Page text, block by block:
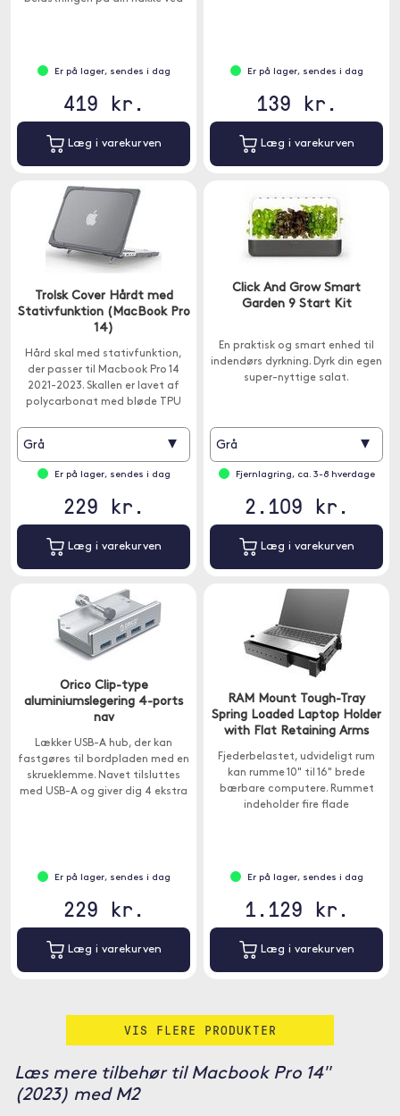
Er på lager, sendes i dag
419 kr.
Læg i varekurven
Er på lager, sendes i dag
139 kr.
Læg i varekurven
Trolsk Cover Hårdt med
Stativfunktion (MacBook Pro
14)
Hård skal med stativfunktion,
der passer til Macbook Pro 14
2021-2023. Skallen er lavet af
polycarbonat med bløde TPU
Grå ▾
Er på lager, sendes i dag
229 kr.
Læg i varekurven
Click And Grow Smart
Garden 9 Start Kit
En praktisk og smart enhed til
indendørs dyrkning. Dyrk din egen
super-nyttige salat.
Grå ▾
Fjernlagring, ca. 3-8 hverdage
2.109 kr.
Læg i varekurven
Orico Clip-type
aluminiumslegering 4-ports
nav
Lækker USB-A hub, der kan
fastgøres til bordpladen med en
skrueklemme. Navet tilsluttes
med USB-A og giver dig 4 ekstra
Er på lager, sendes i dag
229 kr.
Læg i varekurven
RAM Mount Tough-Tray
Spring Loaded Laptop Holder
with Flat Retaining Arms
Fjederbelastet, udvideligt rum
kan rumme 10" til 16" brede
bærbare computere. Rummet
indeholder fire flade
Er på lager, sendes i dag
1.129 kr.
Læg i varekurven
VIS FLERE PRODUKTER
Læs mere tilbehør til Macbook Pro 14"
(2023) med M2